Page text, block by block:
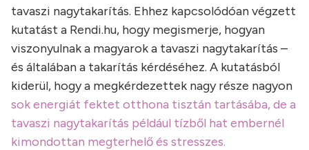
tavaszi nagytakarítás. Ehhez kapcsolódóan végzett
kutatást a Rendi.hu, hogy megismerje, hogyan
viszonyulnak a magyarok a tavaszi nagytakarítás –
és általában a takarítás kérdéséhez. A kutatásból
kiderül, hogy a megkérdezettek nagy része nagyon
sok energiát fektet otthona tisztán tartásába, de a
tavaszi nagytakarítás például tízből hat embernél
kimondottan megterhelő és stresszes.